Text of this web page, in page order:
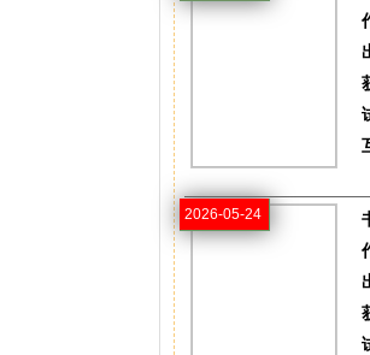
2026-05-24